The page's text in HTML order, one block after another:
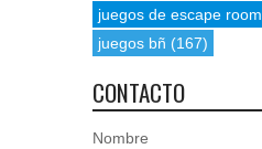
juegos de escape room
juegos bñ (167)
CONTACTO
Nombre